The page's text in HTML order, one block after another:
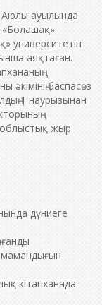
Аюлы ауылында
«Болашақ»
университетін
аяқтаған.
баспасөз
1 наурызынан
облыстық жыр
дүниеге
мамандығын
кітапханада